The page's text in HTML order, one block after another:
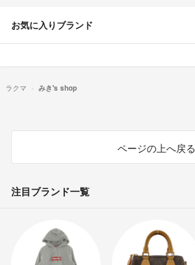
お気に入りブランド
ラクマ みき's shop
ページの上へ戻る
注目ブランド一覧